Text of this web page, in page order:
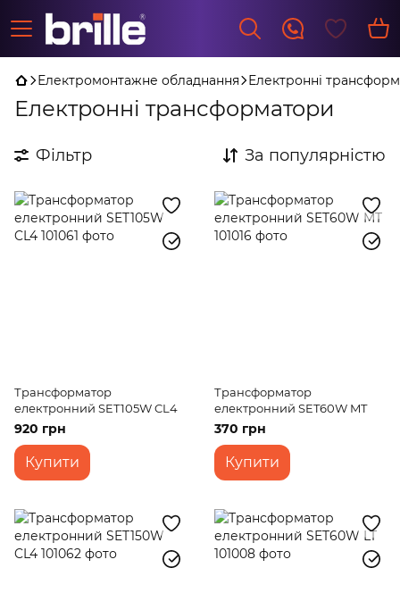
Електромонтажне обладнання Електронні
Електронні трансформатори
Фільтр За популярністю
Трансформатор
електронний SET105W CL4
920 грн
Купити
Трансформатор
електронний SET60W MT
370 грн
Купити